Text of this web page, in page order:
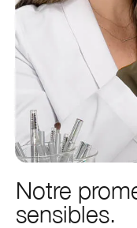
Notre
sensibles.